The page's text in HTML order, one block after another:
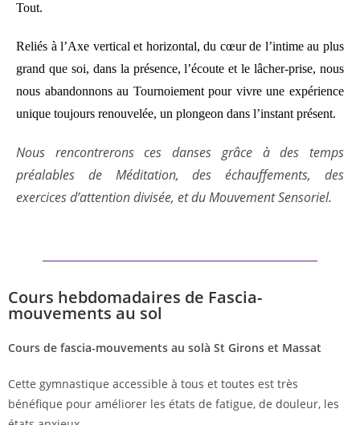
Tout.
Reliés à l’Axe vertical et horizontal, du cœur de l’intime au plus
grand que soi, dans la présence, l’écoute et le lâcher-prise, nous
nous abandonnons au Tournoiement pour vivre une expérience
unique toujours renouvelée, un plongeon dans l’instant présent.
Nous rencontrerons ces danses grâce à des temps
préalables de Méditation, des échauffements, des
exercices d’attention divisée, et du Mouvement Sensoriel.
Cours hebdomadaires de Fascia-
mouvements au sol
Cours de fascia-mouvements au solà St Girons et Massat
Cette gymnastique accessible à tous et toutes est très
bénéfique pour améliorer les états de fatigue, de douleur, les